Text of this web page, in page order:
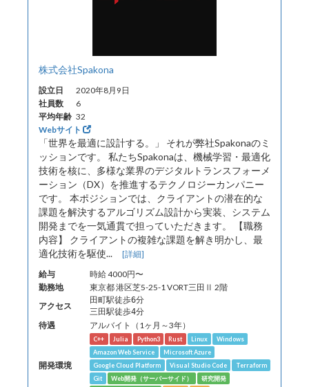
株式会社Spakona
設立日
2020年8月9日
社員数
6
平均年齢 32
Webサイト
「世界を最適に設計する。」 それが弊社Spakonaのミ
ッションです。 私たちSpakonaは、機械学習・最適化
技術を核に、多様な業界のデジタルトランスフォーメ
ーション（DX）を推進するテクノロジーカンパニー
です。 本ポジションでは、クライアントの潜在的な
課題を解決するアルゴリズム設計から実装、システム
開発までを一気通貫で担っていただきます。 【職務
内容】 クライアントの複雑な課題を解き明かし、最
適化技術を駆使... [詳細]
給与
時給 4000円〜
勤務地
東京都 港区芝5-25-1 VORT三田Ⅱ 2階
アクセス
田町駅徒歩6分
三田駅徒歩4分
待遇 アルバイト（1ヶ月～3年）
開発環境
C++ Julia Python3 Rust Linux
Windows
Amazon Web Service
Microsoft Azure
Google Cloud Platform
Visual Studio Code
Terraform
Git
Web開発（サーバーサイド）
研究開発